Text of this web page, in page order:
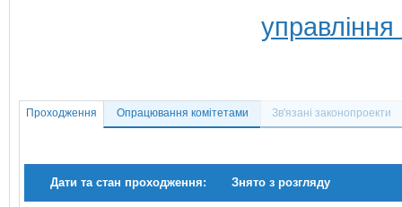
Проходження Опрацювання комітетами Зв'язані законопроекти
Дати та стан проходження: Знято з розгляду